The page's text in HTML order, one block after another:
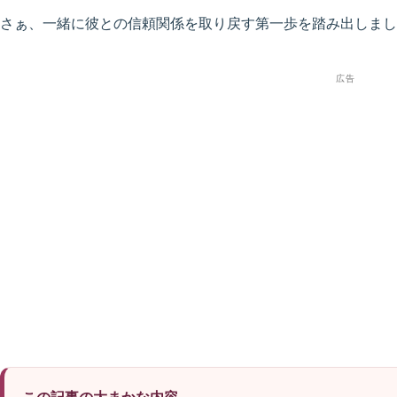
さぁ、一緒に彼との信頼関係を取り戻す第一歩を踏み出しま
広告